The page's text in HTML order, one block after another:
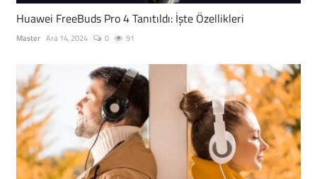
Huawei FreeBuds Pro 4 Tanıtıldı: İşte Özellikleri
Master Ara 14, 2024 0 91